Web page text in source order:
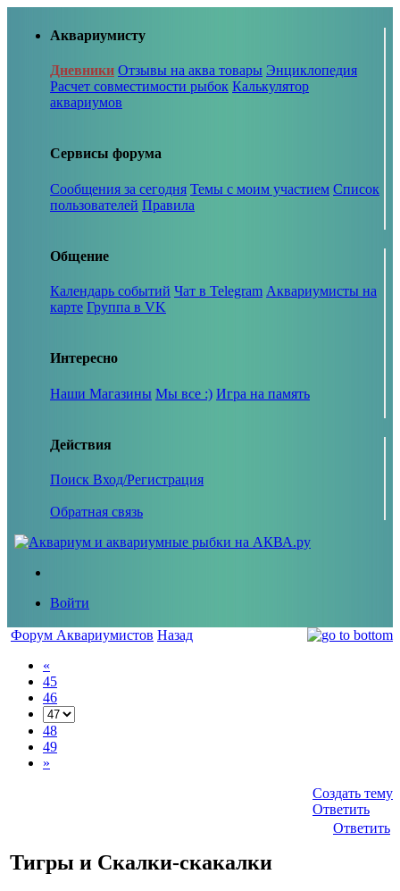
Аквариумисту
Дневники Отзывы на аква товары Энциклопедия
Расчет совместимости рыбок Калькулятор
аквариумов
Сервисы форума
Сообщения за сегодня Темы с моим участием Список
пользователей Правила
Общение
Календарь событий Чат в Telegram Аквариумисты на
карте Группа в VK
Интересно
Наши Магазины Мы все :) Игра на память
Действия
Поиск Вход/Регистрация
Обратная связь
Войти
Форум Аквариумистов Назад
«
45
46
48
49
»
Создать тему
Ответить
Ответить
Тигры и Скалки-скакалки